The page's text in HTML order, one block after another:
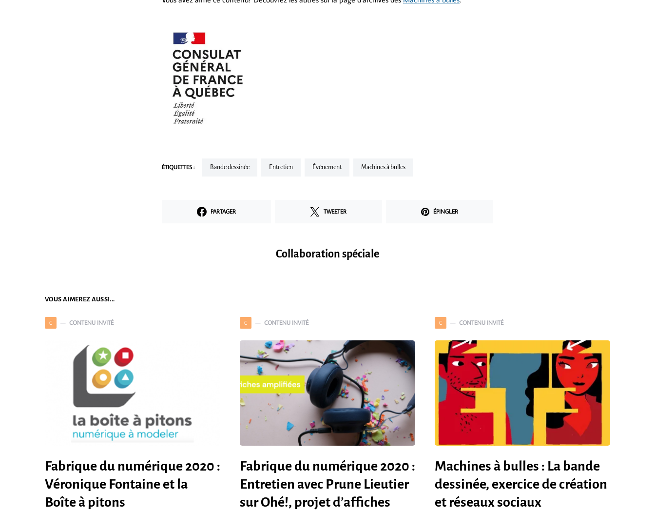
ÉTIQUETTES : Bande dessinée Entretien Événement Machines à bulles
PARTAGER TWEETER ÉPINGLER
Collaboration spéciale
VOUS AIMEREZ AUSSI...
C CONTENU INVITÉ
Fabrique du numérique 2020 :
Véronique Fontaine et la
Boîte à pitons
C CONTENU INVITÉ
Fabrique du numérique 2020 :
Entretien avec Prune Lieutier
sur Ohé!, projet d’affiches
C CONTENU INVITÉ
Machines à bulles : La bande
dessinée, exercice de création
et réseaux sociaux